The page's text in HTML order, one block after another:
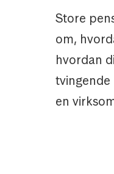
Store
om,
hvordan
en